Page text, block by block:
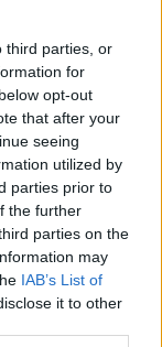
third parties, or
for
opt-out
that after your
seeing
utilized by
parties prior to
the further
parties on the
may
IAB’s List of
it to other